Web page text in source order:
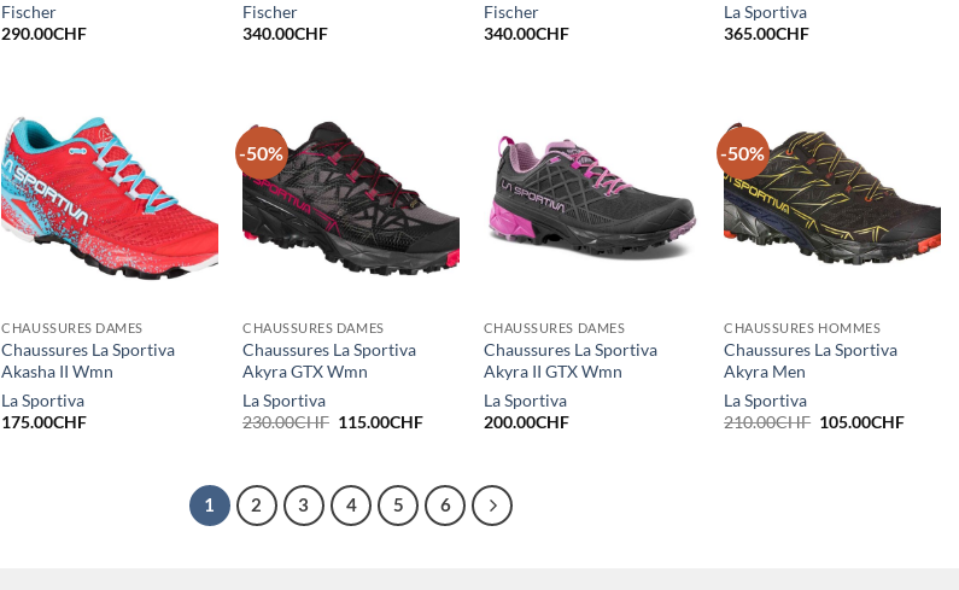
Fischer
290.00CHF
Fischer
340.00CHF
Fischer
340.00CHF
La Sportiva
365.00CHF
CHAUSSURES DAMES
Chaussures La Sportiva
Akasha II Wmn
La Sportiva
175.00CHF
-50%
CHAUSSURES DAMES
Chaussures La Sportiva
Akyra GTX Wmn
La Sportiva
230.00CHF Le
230.00CHF.
115.00CHFLe
115.00CHF.
CHAUSSURES DAMES
Chaussures La Sportiva
Akyra II GTX Wmn
La Sportiva
200.00CHF
-50%
CHAUSSURES HOMMES
Chaussures La Sportiva
Akyra Men
La Sportiva
210.00CHF Le
105.00CHFLe
1 2 3 4 5 6